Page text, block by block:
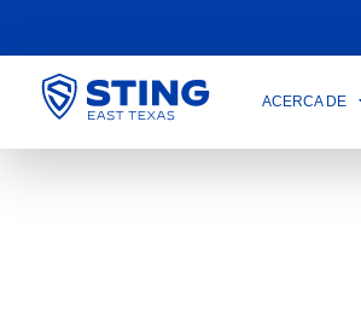
ACERCA DE